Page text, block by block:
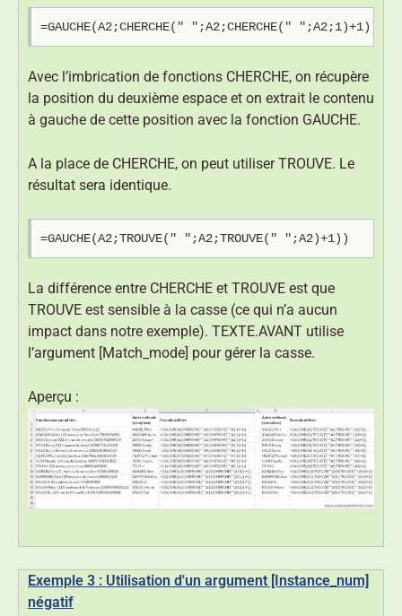
=GAUCHE(A2;CHERCHE(" ";A2;CHERCHE(" ";A2;1)+1))
Avec l’imbrication de fonctions CHERCHE, on récupère
la position du deuxième espace et on extrait le contenu
à gauche de cette position avec la fonction GAUCHE.
A la place de CHERCHE, on peut utiliser TROUVE. Le
résultat sera identique.
=GAUCHE(A2;TROUVE(" ";A2;TROUVE(" ";A2)+1))
La différence entre CHERCHE et TROUVE est que
TROUVE est sensible à la casse (ce qui n’a aucun
impact dans notre exemple). TEXTE.AVANT utilise
l’argument [Match_mode] pour gérer la casse.
Aperçu :
Exemple 3 : Utilisation d'un argument [Instance_num]
négatif